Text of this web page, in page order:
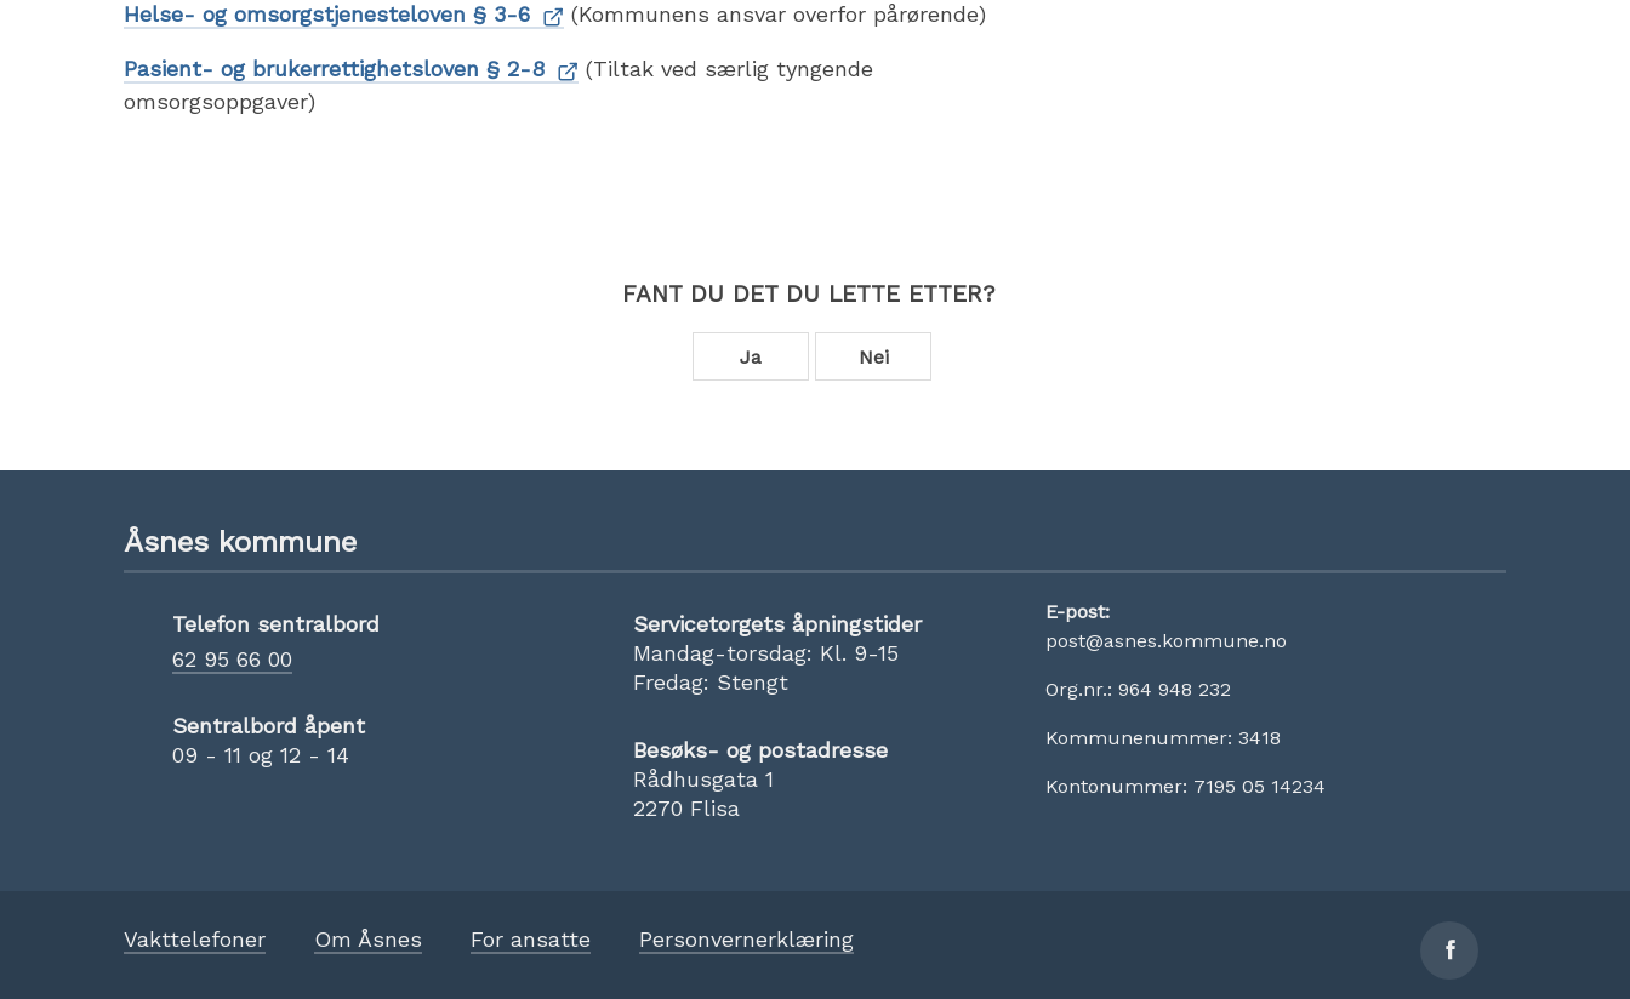
Helse- og omsorgstjenesteloven § 3-6 (Kommunens ansvar overfor pårørende)
Pasient- og brukerrettighetsloven § 2-8
(Tiltak ved særlig tyngende
omsorgsoppgaver)
FANT DU DET DU LETTE ETTER?
Ja Nei
Åsnes kommune
Telefon sentralbord
62 95 66 00
Sentralbord åpent
09 - 11 og 12 - 14
Servicetorgets åpningstider
Mandag-torsdag: Kl. 9-15
Fredag: Stengt
Besøks- og postadresse
Rådhusgata 1
2270 Flisa
E-post:
post@asnes.kommune.no
Org.nr.: 964 948 232
Kommunenummer: 3418
Kontonummer: 7195 05 14234
Vakttelefoner Om Åsnes For ansatte Personvernerklæring